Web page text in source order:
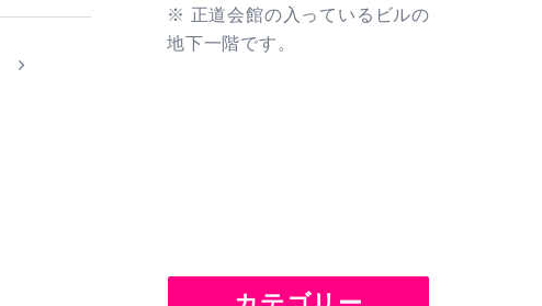
※ 正道会館の入っているビルの
地下一階です。